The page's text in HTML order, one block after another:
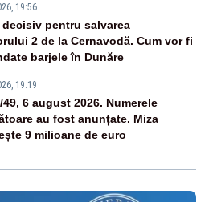
19:56
decisiv pentru salvarea
2 de la Cernavodă. Cum vor fi
barjele în Dunăre
19:19
6 august 2026. Numerele
au fost anunțate. Miza
9 milioane de euro